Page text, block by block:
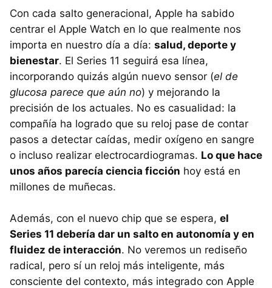
Con cada salto generacional, Apple ha sabido
centrar el Apple Watch en lo que realmente nos
importa en nuestro día a día: salud, deporte y
bienestar. El Series 11 seguirá esa línea,
incorporando quizás algún nuevo sensor (el de
glucosa parece que aún no) y mejorando la
precisión de los actuales. No es casualidad: la
compañía ha logrado que su reloj pase de contar
pasos a detectar caídas, medir oxígeno en sangre
o incluso realizar electrocardiogramas. Lo que hace
unos años parecía ciencia ficción hoy está en
millones de muñecas.
Además, con el nuevo chip que se espera, el
Series 11 debería dar un salto en autonomía y en
fluidez de interacción. No veremos un rediseño
radical, pero sí un reloj más inteligente, más
consciente del contexto, más integrado con Apple